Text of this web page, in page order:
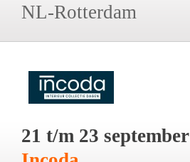
NL-Rotterdam
21 t/m 23 september